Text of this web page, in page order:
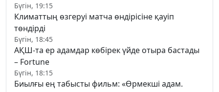
Бүгін, 19:15
Климаттың өзгеруі матча өндірісіне қауіп
төндірді
Бүгін, 18:45
АҚШ-та ер адамдар көбірек үйде отыра бастады
– Fortune
Бүгін, 18:15
Биылғы ең табысты фильм: «Өрмекші адам.